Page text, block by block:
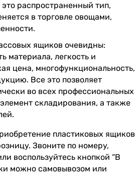
это распространенный тип,
в торговле овощами,
ящиков очевидны:
материала, легкость и
цена, многофункциональность,
Все это позволяет
во всех профессиональных
складирования, а также
пластиковых ящиков
Звоните по номеру,
воспользуйтесь кнопкой “В
можно самовывозом или